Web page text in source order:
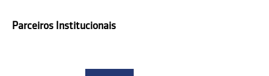
Parceiros Institucionais